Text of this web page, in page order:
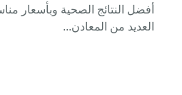
أفضل النتائج الصحية وبأسعار
العديد من المعادن...